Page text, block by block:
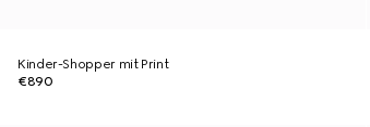
Kinder-Shopper mit Print
€890